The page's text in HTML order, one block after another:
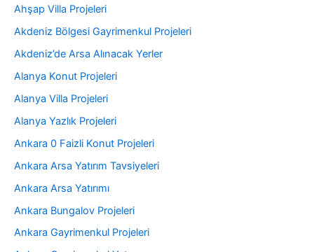
Ahşap Villa Projeleri
Akdeniz Bölgesi Gayrimenkul Projeleri
Akdeniz’de Arsa Alınacak Yerler
Alanya Konut Projeleri
Alanya Villa Projeleri
Alanya Yazlık Projeleri
Ankara 0 Faizli Konut Projeleri
Ankara Arsa Yatırım Tavsiyeleri
Ankara Arsa Yatırımı
Ankara Bungalov Projeleri
Ankara Gayrimenkul Projeleri